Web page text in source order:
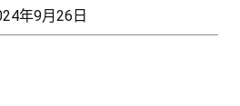
年9月26日